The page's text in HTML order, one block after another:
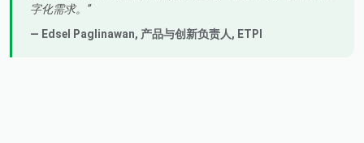
字化需求。
— Edsel Paglinawan, 产品与创新负责人, ETPI